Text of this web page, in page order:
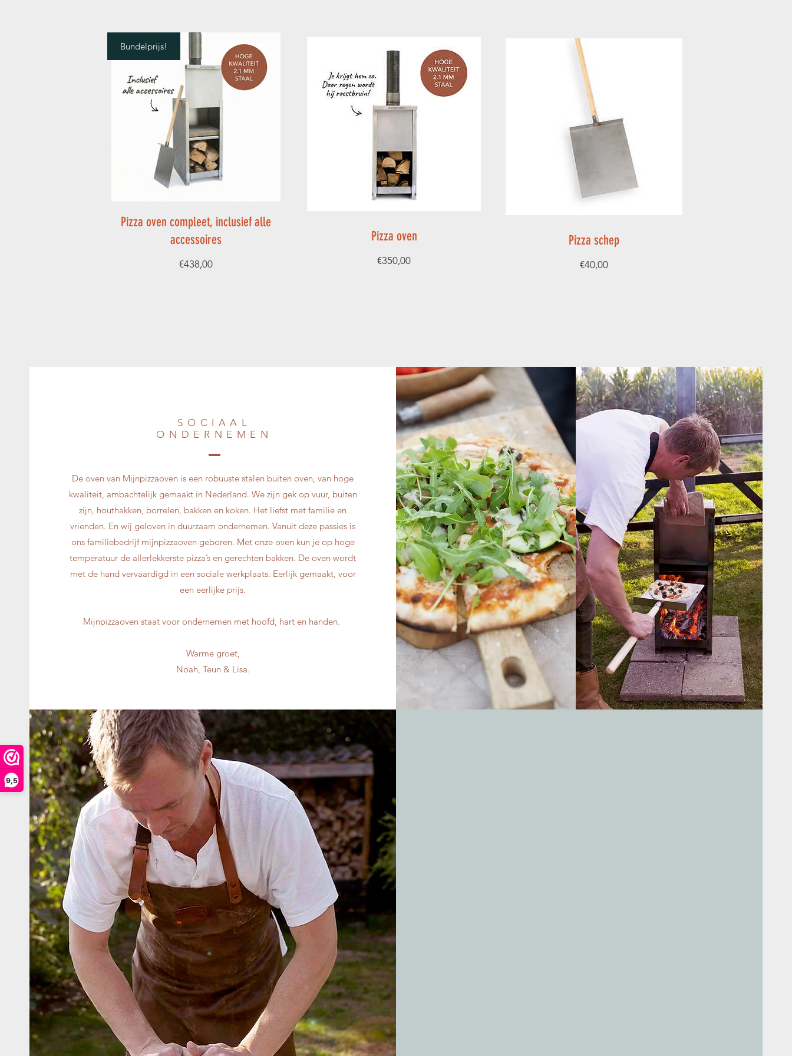
9,5
Bundelprijs!
Pizza oven compleet, inclusief alle
accessoires
€438,00Prijs
Pizza oven
€350,00Prijs
Pizza schep
€40,00Prijs
SOCIAAL
ONDERNEMEN
De oven van Mijnpizzaoven is een robuuste stalen buiten oven, van hoge
kwaliteit, ambachtelijk gemaakt in Nederland. We zijn gek op vuur, buiten
zijn, houthakken, borrelen, bakken en koken. Het liefst met familie en
vrienden. En wij geloven in duurzaam ondernemen. Vanuit deze passies is
ons familiebedrijf mijnpizzaoven geboren. Met onze oven kun je op hoge
temperatuur de allerlekkerste pizza’s en gerechten bakken. De oven wordt
met de hand vervaardigd in een sociale werkplaats. Eerlijk gemaakt, voor
een eerlijke prijs.
Mijnpizzaoven staat voor ondernemen met hoofd, hart en handen.
Warme groet,
Noah, Teun & Lisa.